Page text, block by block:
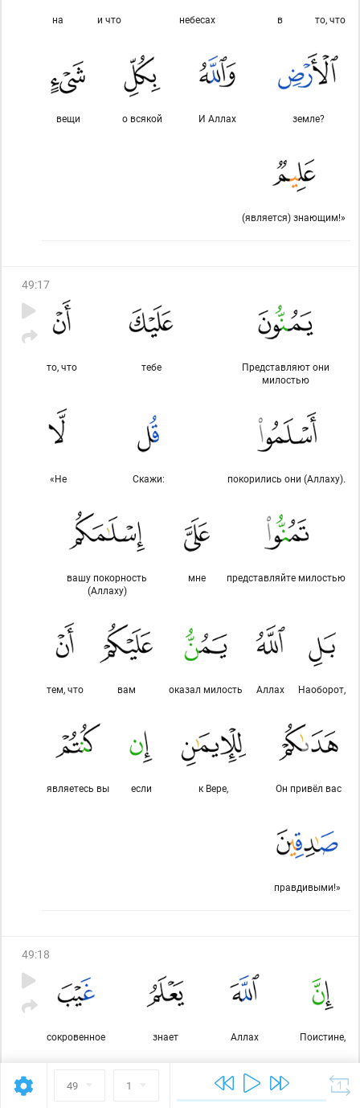
49 1
то, что
в
небесах
и что
на
земле?
И Аллах
о всякой
вещи
(является) знающим!»
49:17
Представляют они
милостью
тебе
то, что
покорились они (Аллаху).
Скажи:
«Не
представляйте милостью
мне
вашу покорность
(Аллаху)
Наоборот,
Аллах
оказал милость
вам
тем, что
Он привёл вас
к Вере,
если
являетесь вы
правдивыми!»
49:18
Поистине,
Аллах
знает
сокровенное